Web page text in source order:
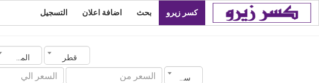
كسر زيرو بحث اضافة اعلان التسجيل
قطر المدينة
سنة الصنع